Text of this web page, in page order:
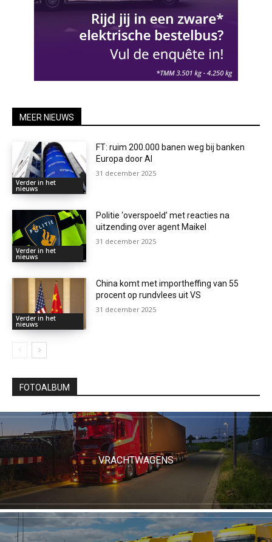
MEER NIEUWS
Verder in het
nieuws
FT: ruim 200.000 banen weg bij banken
Europa door AI
31 december 2025
Verder in het
nieuws
Politie ‘overspoeld’ met reacties na
uitzending over agent Maikel
31 december 2025
Verder in het
nieuws
China komt met importheffing van 55
procent op rundvlees uit VS
31 december 2025
FOTOALBUM
VRACHTWAGENS